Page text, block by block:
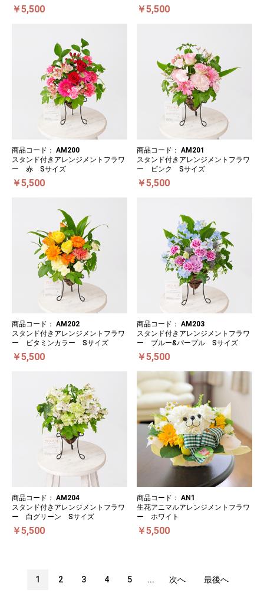
￥5,500 ￥5,500
商品コード： AM200
スタンド付きアレンジメントフラワ
ー 赤 Sサイズ
￥5,500
商品コード： AM201
スタンド付きアレンジメントフラワ
ー ピンク Sサイズ
￥5,500
商品コード： AM202
スタンド付きアレンジメントフラワ
ー ビタミンカラー Sサイズ
￥5,500
商品コード： AM203
スタンド付きアレンジメントフラワ
ー ブルー&パープル Sサイズ
￥5,500
商品コード： AM204
スタンド付きアレンジメントフラワ
ー 白グリーン Sサイズ
￥5,500
商品コード： AN1
生花アニマルアレンジメントフラワ
ー ホワイト
￥5,500
1 2 3 4 5 ... 次へ 最後へ